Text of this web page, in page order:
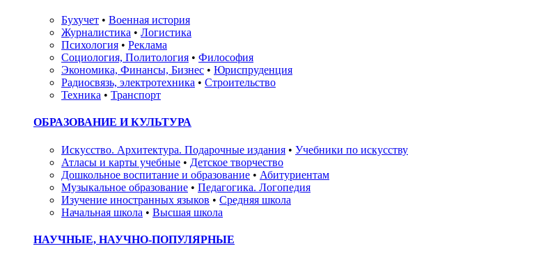
Бухучет • Военная история
Журналистика • Логистика
Психология • Реклама
Социология, Политология • Философия
Экономика, Финансы, Бизнес • Юриспруденция
Радиосвязь, электротехника • Строительство
Техника • Транспорт
ОБРАЗОВАНИЕ И КУЛЬТУРА
Искусство. Архитектура. Подарочные издания • Учебники по искусству
Атласы и карты учебные • Детское творчество
Дошкольное воспитание и образование • Абитуриентам
Музыкальное образование • Педагогика. Логопедия
Изучение иностранных языков • Средняя школа
Начальная школа • Высшая школа
НАУЧНЫЕ, НАУЧНО-ПОПУЛЯРНЫЕ